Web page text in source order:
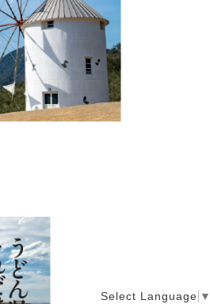
Select Language ▼